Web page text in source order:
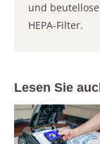
und
HEPA-Filter.
Lesen Sie